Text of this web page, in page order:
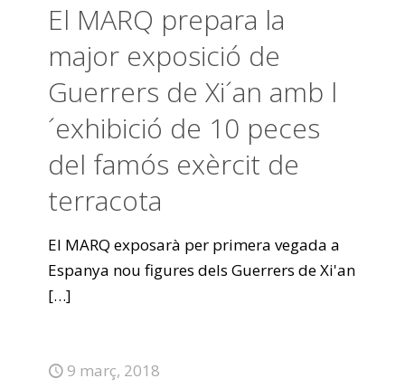
El MARQ prepara la
major exposició de
Guerrers de Xi´an amb l
´exhibició de 10 peces
del famós exèrcit de
terracota
El MARQ exposarà per primera vegada a
Espanya nou figures dels Guerrers de Xi'an
[…]
9 març, 2018